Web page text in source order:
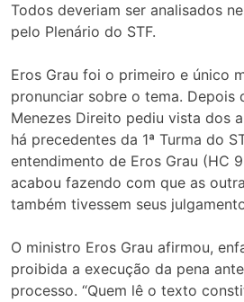
Todos deveriam ser analisados
pelo Plenário do STF.
Eros Grau foi o primeiro e único
pronunciar sobre o tema. Depois
Menezes Direito pediu vista dos
há precedentes da 1ª Turma do
entendimento de Eros Grau (HC
acabou fazendo com que as
também tivessem seus
O ministro Eros Grau afirmou,
proibida a execução da pena
processo. “Quem lê o texto